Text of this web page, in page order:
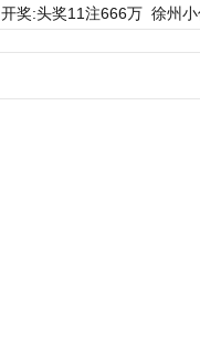
奖:头奖11注666万 徐州